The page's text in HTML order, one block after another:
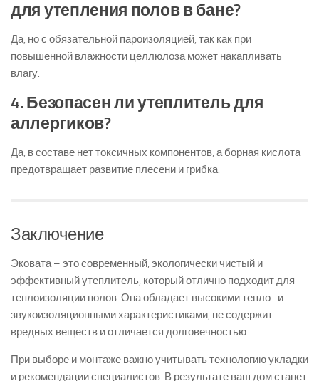
для утепления полов в бане?
Да, но с обязательной пароизоляцией, так как при
повышенной влажности целлюлоза может накапливать
влагу.
4. Безопасен ли утеплитель для
аллергиков?
Да, в составе нет токсичных компонентов, а борная кислота
предотвращает развитие плесени и грибка.
Заключение
Эковата – это современный, экологически чистый и
эффективный утеплитель, который отлично подходит для
теплоизоляции полов. Она обладает высокими тепло- и
звукоизоляционными характеристиками, не содержит
вредных веществ и отличается долговечностью.
При выборе и монтаже важно учитывать технологию укладки
и рекомендации специалистов. В результате ваш дом станет